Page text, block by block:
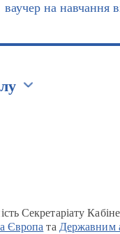
ваучер на навчання
Секретаріату
Європа та Державним